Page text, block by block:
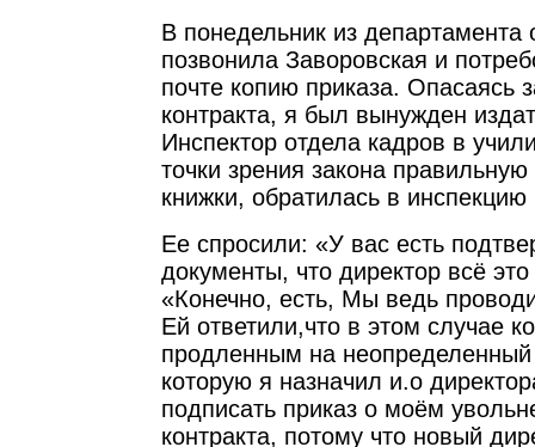
В понедельник из департамента
позвонила Заворовская и
почте копию приказа. Опасаясь
контракта, я был вынужден
Инспектор отдела кадров в
точки зрения закона
книжки, обратилась в инспекцию
Ее спросили: «У вас есть
документы, что директор всё
«Конечно, есть, Мы ведь
Ей ответили,что в этом случае
продленным на
которую я назначил и.о
подписать приказ о моём
контракта, потому что новый